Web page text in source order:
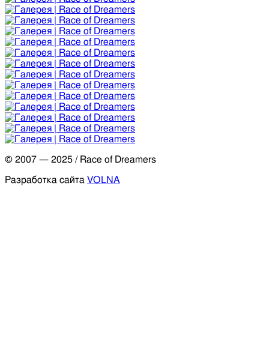
© 2007 — 2025 /Race of Dreamers
Разработка сайта VOLNA